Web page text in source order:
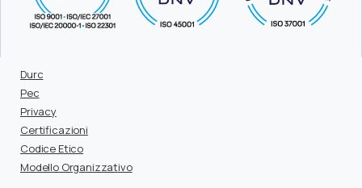
Durc
Pec
Privacy
Certificazioni
Codice Etico
Modello Organizzativo